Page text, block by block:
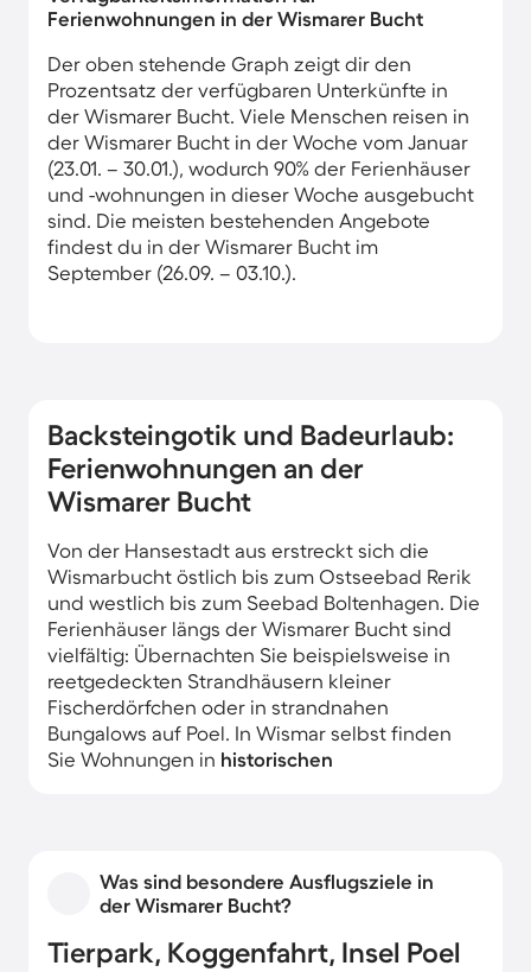
Ferienwohnungen in der Wismarer Bucht
Der oben stehende Graph zeigt dir den
Prozentsatz der verfügbaren Unterkünfte in
der Wismarer Bucht. Viele Menschen reisen in
der Wismarer Bucht in der Woche vom Januar
(23.01. – 30.01.), wodurch 90% der Ferienhäuser
und -wohnungen in dieser Woche ausgebucht
sind. Die meisten bestehenden Angebote
findest du in der Wismarer Bucht im
September (26.09. – 03.10.).
Backsteingotik und Badeurlaub:
Ferienwohnungen an der
Wismarer Bucht
Von der Hansestadt aus erstreckt sich die
Wismarbucht östlich bis zum Ostseebad Rerik
und westlich bis zum Seebad Boltenhagen. Die
Ferienhäuser längs der Wismarer Bucht sind
vielfältig: Übernachten Sie beispielsweise in
reetgedeckten Strandhäusern kleiner
Fischerdörfchen oder in strandnahen
Bungalows auf Poel. In Wismar selbst finden
Sie Wohnungen in historischen
Was sind besondere Ausflugsziele in
der Wismarer Bucht?
Tierpark, Koggenfahrt, Insel Poel